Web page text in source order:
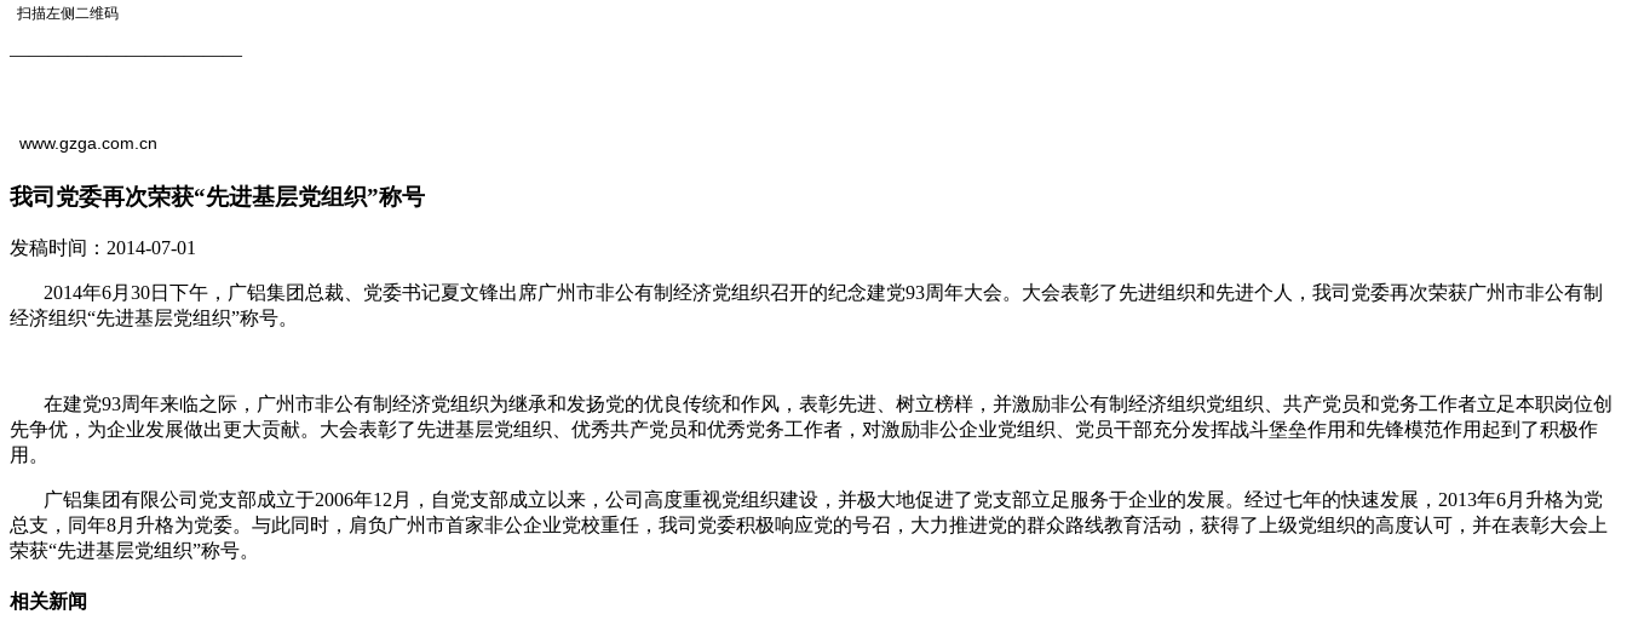
扫描左侧二维码
————————————
www.gzga.com.cn
我司党委再次荣获“先进基层党组织”称号
发稿时间：2014-07-01
2014年6月30日下午，广铝集团总裁、党委书记夏文锋出席广州市非公有制经济党组织召开的纪念建党93周年大会。大会表彰了先进组织和先进个人，我司党委再次荣获广州市非公有制
经济组织“先进基层党组织”称号。
在建党93周年来临之际，广州市非公有制经济党组织为继承和发扬党的优良传统和作风，表彰先进、树立榜样，并激励非公有制经济组织党组织、共产党员和党务工作者立足本职岗位创
先争优，为企业发展做出更大贡献。大会表彰了先进基层党组织、优秀共产党员和优秀党务工作者，对激励非公企业党组织、党员干部充分发挥战斗堡垒作用和先锋模范作用起到了积极作
用。
广铝集团有限公司党支部成立于2006年12月，自党支部成立以来，公司高度重视党组织建设，并极大地促进了党支部立足服务于企业的发展。经过七年的快速发展，2013年6月升格为党
总支，同年8月升格为党委。与此同时，肩负广州市首家非公企业党校重任，我司党委积极响应党的号召，大力推进党的群众路线教育活动，获得了上级党组织的高度认可，并在表彰大会上
荣获“先进基层党组织”称号。
相关新闻